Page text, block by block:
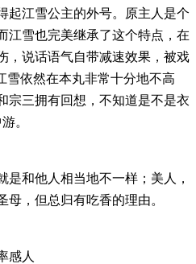
起江雪公主的外号。原主人是个
江雪也完美继承了这个特点，在
，说话语气自带减速效果，被戏
雪依然在本丸非常十分地不高
宗三拥有回想，不知道是不是衣
。
是和他人相当地不一样；美人
，
，但总归有吃香的理由。
感人